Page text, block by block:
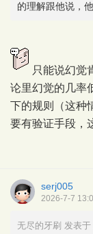
的理解跟他说，
只能说幻觉
论里幻觉的几率
下的规则（这种
要有验证手段，
serj005
2026-7-7
无尽的牙刷 发表